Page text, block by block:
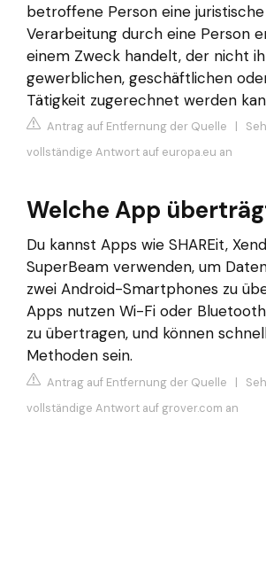
betroffene Person eine
Verarbeitung durch eine Person
einem Zweck handelt, der nicht
gewerblichen, geschäftlichen
Tätigkeit zugerechnet werden
Antrag auf Entfernung der Quelle |
vollständige Antwort auf europa.eu an
Welche App
Du kannst Apps wie SHAREit,
SuperBeam verwenden, um
zwei Android-Smartphones zu
Apps nutzen Wi-Fi oder
zu übertragen, und können
Methoden sein.
Antrag auf Entfernung der Quelle |
vollständige Antwort auf grover.com an